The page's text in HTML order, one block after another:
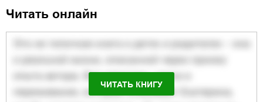
Читать онлайн
ЧИТАТЬ КНИГУ